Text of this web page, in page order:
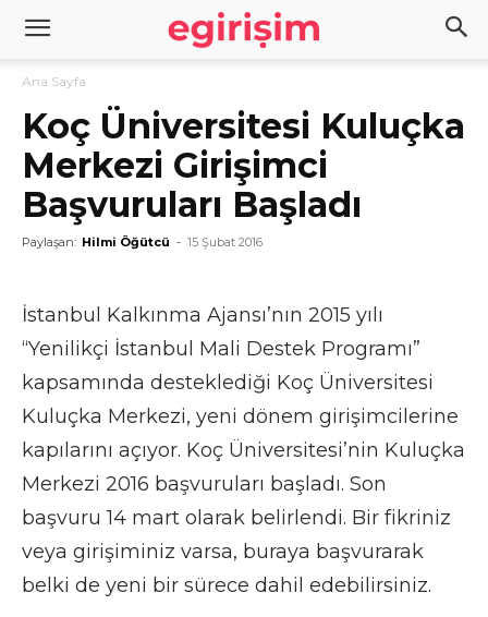
Ana Sayfa
Koç Üniversitesi Kuluçka
Merkezi Girişimci
Başvuruları Başladı
Paylaşan: Hilmi Öğütcü - 15 Şubat 2016
İstanbul Kalkınma Ajansı’nın 2015 yılı
“Yenilikçi İstanbul Mali Destek Programı”
kapsamında desteklediği Koç Üniversitesi
Kuluçka Merkezi, yeni dönem girişimcilerine
kapılarını açıyor. Koç Üniversitesi’nin Kuluçka
Merkezi 2016 başvuruları başladı. Son
başvuru 14 mart olarak belirlendi. Bir fikriniz
veya girişiminiz varsa, buraya başvurarak
belki de yeni bir sürece dahil edebilirsiniz.